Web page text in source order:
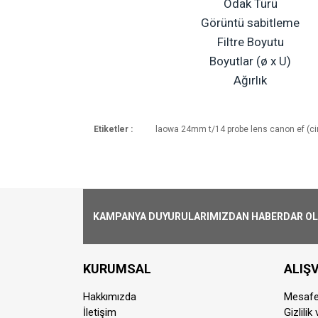
Odak Türü
Görüntü sabitleme
Filtre Boyutu
Boyutlar (ø x U)
Ağırlık
1000₺ Üstü siparişlerin tümü
alınmaktadır.
Aynı Gün Kargo
Saat 15:00'a kadar vermiş olduğunuz
farklılık gösterebilmektedir. Saat
Kurye İle Teslimat(Sadece İstanbul)
Etiketler : laowa 24mm t/14 probe lens canon ef
KAMPANYA DUYURULARIMIZDAN HABERDAR
KURUMSAL
Hakkımızda
İletişim
Gizlilik